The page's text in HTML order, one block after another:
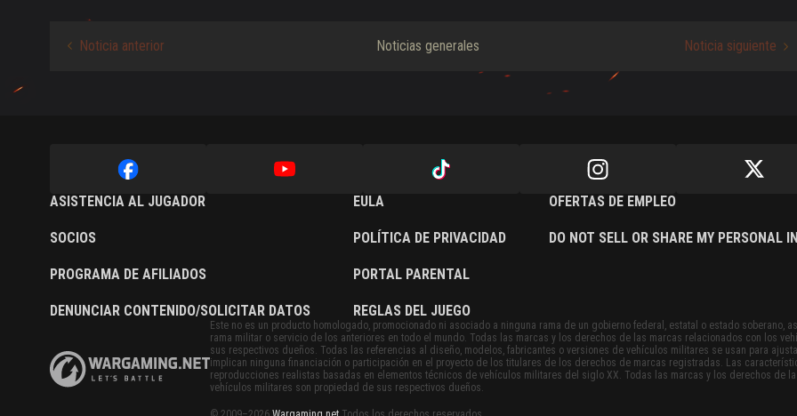
Noticia anterior Noticias generales Noticia siguiente
ASISTENCIA AL JUGADOR
SOCIOS
PROGRAMA DE AFILIADOS
DENUNCIAR CONTENIDO/SOLICITAR DATOS
EULA
POLÍTICA DE PRIVACIDAD
PORTAL PARENTAL
REGLAS DEL JUEGO
OFERTAS DE EMPLEO
DO NOT SELL OR SHARE MY PERSONAL
Este no es un producto homologado, promocionado ni asociado a ninguna rama de un gobierno federal, estatal o estado soberano,
rama militar o servicio de los anteriores en todo el mundo. Todas las marcas y los derechos de las marcas relacionados con los
sus respectivos dueños. Todas las referencias al diseño, modelos, fabricantes o versiones de vehículos militares se usan para
implican ninguna financiación o participación en el proyecto de los titulares de los derechos de marcas registradas. Las
reproducciones realistas basadas en elementos técnicos de vehículos militares del siglo XX. Todas las marcas y los derechos de
vehículos militares son propiedad de sus respectivos dueños.